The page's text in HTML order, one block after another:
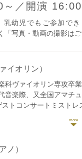
／開演 16:00
幼児でもご参加でき
写真・動画の撮影はご
イオリン）
科ヴァイオリン専攻卒
音楽際、又全国アマチ
ストコンサートミスト
ソリストとしてもオー
室内楽、オーケストラ
ノ）